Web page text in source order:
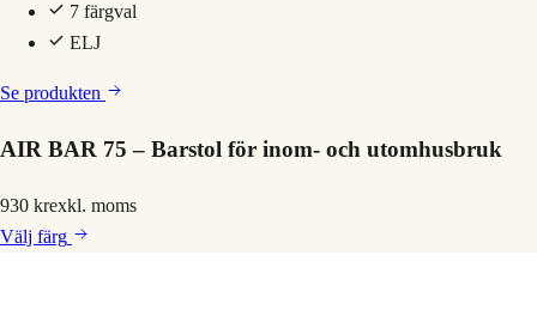
7 färgval
ELJ
Se produkten
AIR BAR 75 – Barstol för inom- och utomhusbruk
930 krexkl. moms
Välj färg